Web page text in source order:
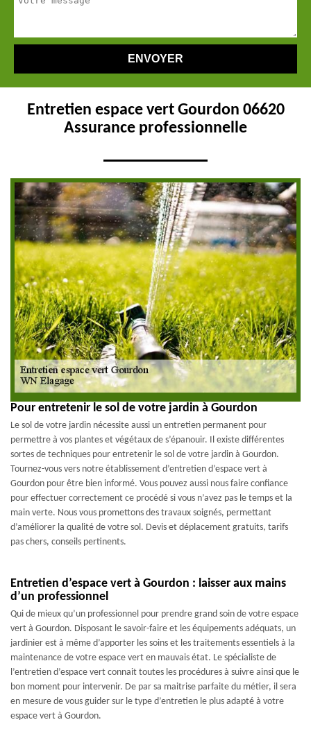
Entretien espace vert Gourdon 06620
Assurance professionnelle
Pour entretenir le sol de votre jardin à Gourdon
Le sol de votre jardin nécessite aussi un entretien permanent pour
permettre à vos plantes et végétaux de s’épanouir. Il existe différentes
sortes de techniques pour entretenir le sol de votre jardin à Gourdon.
Tournez-vous vers notre établissement d’entretien d’espace vert à
Gourdon pour être bien informé. Vous pouvez aussi nous faire confiance
pour effectuer correctement ce procédé si vous n’avez pas le temps et la
main verte. Nous vous promettons des travaux soignés, permettant
d’améliorer la qualité de votre sol. Devis et déplacement gratuits, tarifs
pas chers, conseils pertinents.
Entretien d’espace vert à Gourdon : laisser aux mains
d’un professionnel
Qui de mieux qu’un professionnel pour prendre grand soin de votre espace
vert à Gourdon. Disposant le savoir-faire et les équipements adéquats, un
jardinier est à même d’apporter les soins et les traitements essentiels à la
maintenance de votre espace vert en mauvais état. Le spécialiste de
l’entretien d’espace vert connait toutes les procédures à suivre ainsi que le
bon moment pour intervenir. De par sa maitrise parfaite du métier, il sera
en mesure de vous guider sur le type d’entretien le plus adapté à votre
espace vert à Gourdon.